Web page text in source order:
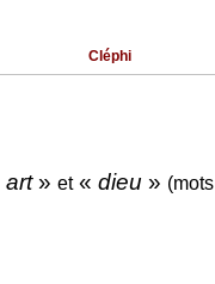
Cléphi
art» et« dieu »